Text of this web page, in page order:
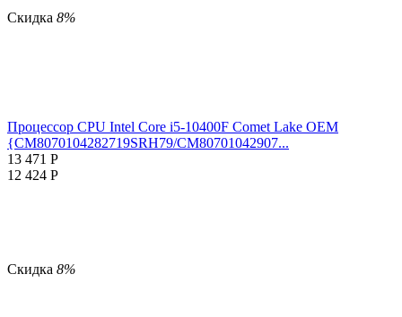
Скидка 8%
Процессор CPU Intel Core i5-10400F Comet Lake OEM
{CM8070104282719SRH79/CM80701042907...
13 471 Р
12 424 Р
Скидка 8%